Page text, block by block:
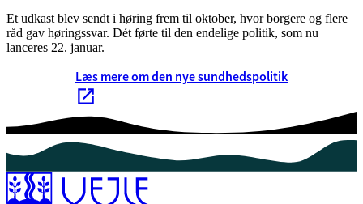
Et udkast blev sendt i høring frem til oktober, hvor borgere og flere
råd gav høringssvar. Dét førte til den endelige politik, som nu
lanceres 22. januar.
Læs mere om den nye sundhedspolitik